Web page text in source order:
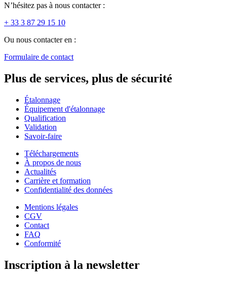
N’hésitez pas à nous contacter :
+ 33 3 87 29 15 10
Ou nous contacter en :
Formulaire de contact
Plus de services, plus de sécurité
Étalonnage
Équipement d'étalonnage
Qualification
Validation
Savoir-faire
Téléchargements
À propos de nous
Actualités
Carrière et formation
Confidentialité des données
Mentions légales
CGV
Contact
FAQ
Conformité
Inscription à la newsletter